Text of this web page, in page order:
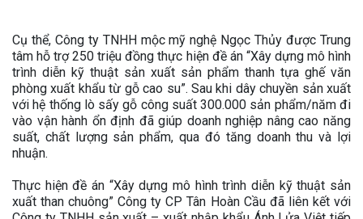
Cụ thể, Công ty TNHH mộc mỹ nghệ Ngọc Thủy được Trung
tâm hỗ trợ 250 triệu đồng thực hiện đề án “Xây dựng mô hình
trình diễn kỹ thuật sản xuất sản phẩm thanh tựa ghế văn
phòng xuất khẩu từ gỗ cao su”. Sau khi dây chuyền sản xuất
với hệ thống lò sấy gỗ công suất 300.000 sản phẩm/năm đi
vào vận hành ổn định đã giúp doanh nghiệp nâng cao năng
suất, chất lượng sản phẩm, qua đó tăng doanh thu và lợi
nhuận.
Thực hiện đề án “Xây dựng mô hình trình diễn kỹ thuật sản
xuất than chuông” Công ty CP Tân Hoàn Cầu đã liên kết với